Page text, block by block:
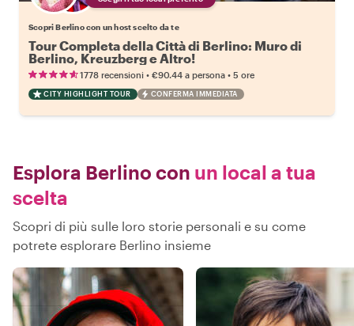
Scopri Berlino con un host scelto da te
Tour Completa della Città di Berlino: Muro di
Berlino, Kreuzberg e Altro!
1778 recensioni • €90.44 a persona • 5 ore
CITY HIGHLIGHT TOUR CONFERMA IMMEDIATA
Esplora Berlino con un local a tua
scelta
Scopri di più sulle loro storie personali e su come
potrete esplorare Berlino insieme